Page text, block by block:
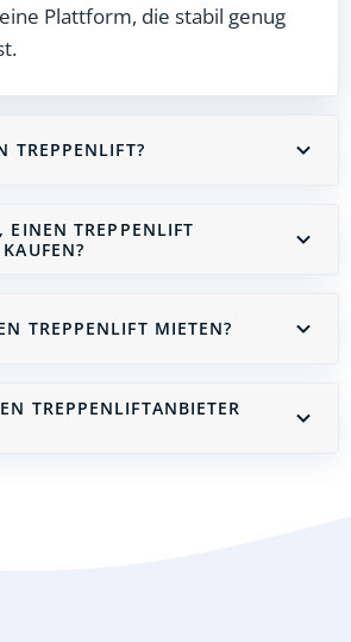
Plattform, die stabil genug
TREPPENLIFT?
EINEN TREPPENLIFT
TREPPENLIFT MIETEN?
TREPPENLIFTANBIETER G